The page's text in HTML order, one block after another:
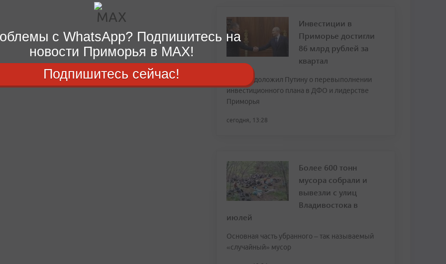
Инвестиции в
Приморье достигли
86 млрд рублей за
квартал
Трутнев доложил Путину о перевыполнении
инвестиционного плана в ДФО и лидерстве
Приморья
сегодня, 13:28
Более 600 тонн
мусора собрали и
вывезли с улиц
Владивостока в
июлей
Основная часть убранного – так называемый
«случайный» мусор
с WhatsApp? Подпишитесь на
новости Приморья в MAX!
Подпишитесь сейчас!